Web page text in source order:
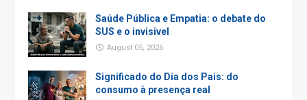
Saúde Pública e Empatia: o debate do
SUS e o invisivel
August 05, 2026
Significado do Dia dos Pais: do
consumo à presença real